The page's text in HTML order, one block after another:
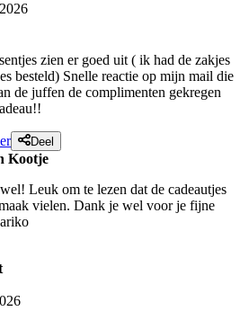
zien er goed uit ( ik had de zakjes
besteld) Snelle reactie op mijn mail die
de juffen de complimenten gekregen
Deel
Kootje
Leuk om te lezen dat de cadeautjes
vielen. Dank je wel voor je fijne